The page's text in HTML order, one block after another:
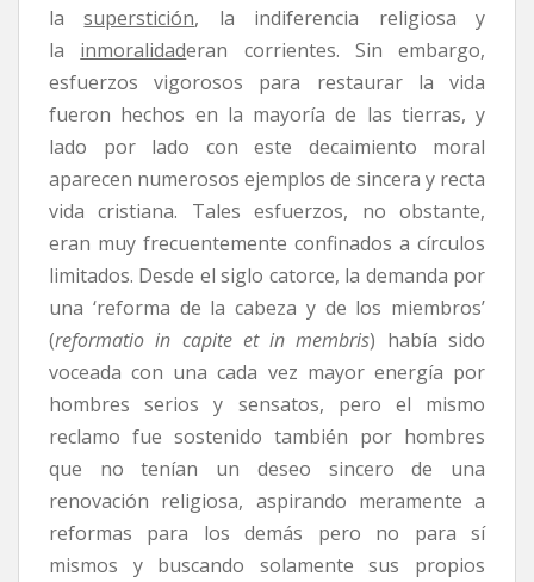
lasuperstición, la indiferencia religiosa y
la inmoralidaderan corrientes. Sin embargo,
esfuerzos vigorosos para restaurar la vida
fueron hechos en la mayoría de las tierras, y
lado por lado con este decaimiento moral
aparecen numerosos ejemplos de sincera y recta
vida cristiana. Tales esfuerzos, no obstante,
eran muy frecuentemente confinados a círculos
limitados. Desde el siglo catorce, la demanda por
una ‘reforma de la cabeza y de los miembros’
(reformatio in capite et in membris) había sido
voceada con una cada vez mayor energía por
hombres serios y sensatos, pero el mismo
reclamo fue sostenido también por hombres
que no tenían un deseo sincero de una
renovación religiosa, aspirando meramente a
reformas para los demás pero no para sí
mismos y buscando solamente sus propios